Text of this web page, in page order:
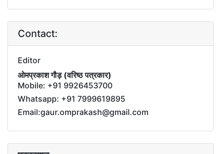
Contact:
Editor
ओमप्रकाश गौड़ (वरिष्ठ पत्रकार)
Mobile: +91 9926453700
Whatsapp: +91 7999619895
Email:gaur.omprakash@gmail.com